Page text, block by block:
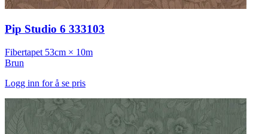
Pip Studio 6 333103
Fibertapet 53cm × 10m
Brun
Logg inn for å se pris